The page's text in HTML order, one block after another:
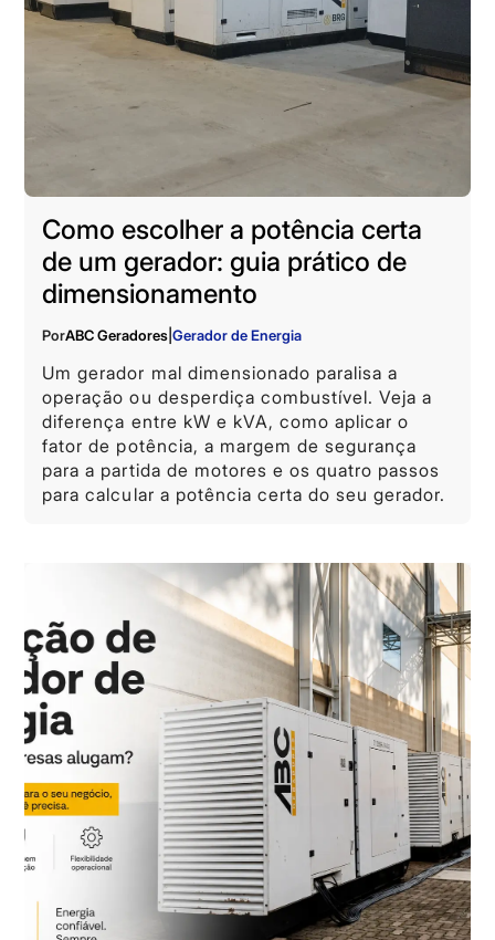
Como escolher a potência certa
de um gerador: guia prático de
dimensionamento
PorABC Geradores |Gerador de Energia
Um gerador mal dimensionado paralisa a
operação ou desperdiça combustível. Veja a
diferença entre kW e kVA, como aplicar o
fator de potência, a margem de segurança
para a partida de motores e os quatro passos
para calcular a potência certa do seu gerador.